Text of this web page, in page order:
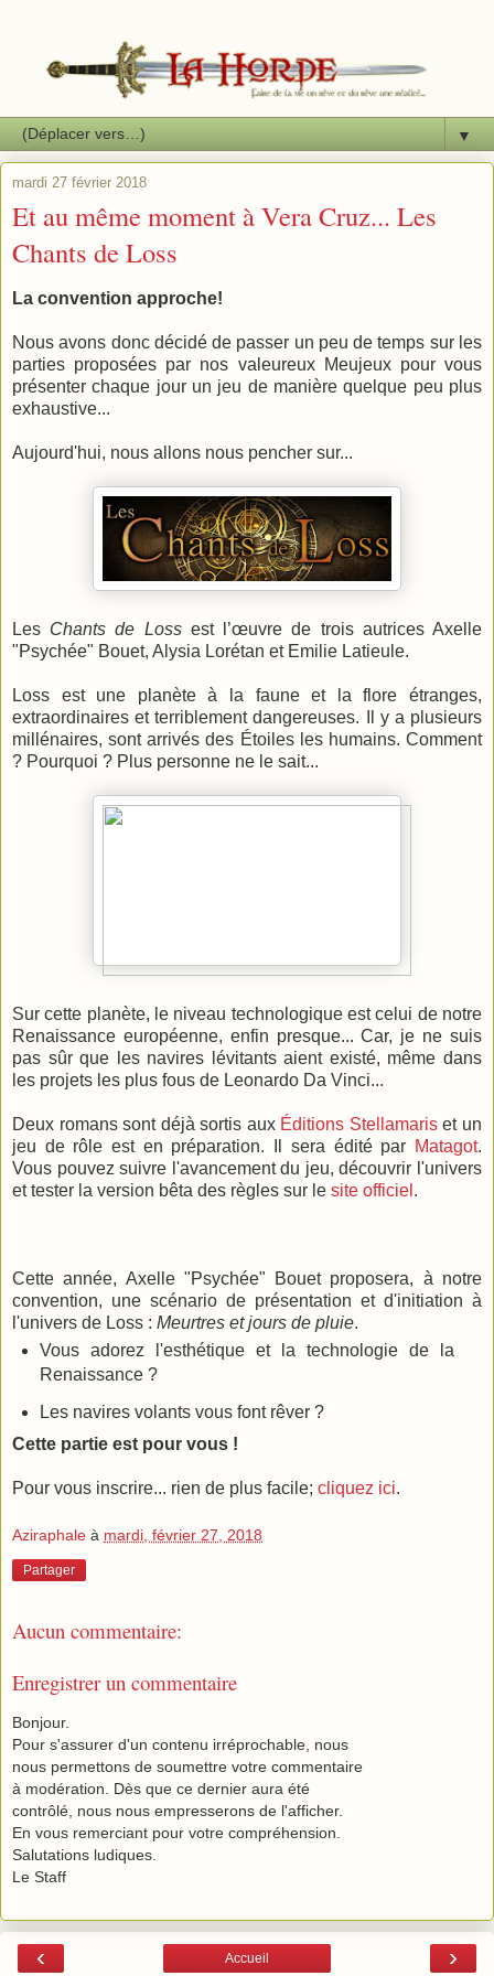
▼
mardi 27 février 2018
Et au même moment à Vera Cruz... Les
Chants de Loss
La convention approche!
Nous avons donc décidé de passer un peu de temps sur les
parties proposées par nos valeureux Meujeux pour vous
présenter chaque jour un jeu de manière quelque peu plus
exhaustive...
Aujourd'hui, nous allons nous pencher sur...
Les Chants de Lossest l’œuvre de trois autrices Axelle
"Psychée" Bouet, Alysia Lorétan et Emilie Latieule.
Loss est une planète à la faune et la flore étranges,
extraordinaires et terriblement dangereuses. Il y a plusieurs
millénaires, sont arrivés des Étoiles les humains. Comment
? Pourquoi ? Plus personne ne le sait...
Sur cette planète, le niveau technologique est celui de notre
Renaissance européenne, enfin presque... Car, je ne suis
pas sûr que les navires lévitants aient existé, même dans
les projets les plus fous de Leonardo Da Vinci...
Deux romans sont déjà sortis aux Éditions Stellamariset un
jeu de rôle est en préparation. Il sera édité par Matagot.
Vous pouvez suivre l'avancement du jeu, découvrir l'univers
et tester la version bêta des règles sur le site officiel .
Cette année, Axelle "Psychée" Bouet proposera, à notre
convention, une scénario de présentation et d'initiation à
l'univers de Loss : Meurtres et jours de pluie.
Vous adorez l'esthétique et la technologie de la
Renaissance ?
Les navires volants vous font rêver ?
Cette partie est pour vous !
Pour vous inscrire... rien de plus facile; cliquez ici.
Aziraphale à mardi, février 27, 2018
Partager
Aucun commentaire:
Enregistrer un commentaire
Bonjour.
Pour s'assurer d'un contenu irréprochable, nous
nous permettons de soumettre votre commentaire
à modération. Dès que ce dernier aura été
contrôlé, nous nous empresserons de l'afficher.
En vous remerciant pour votre compréhension.
Salutations ludiques.
Le Staff
‹ ›
Accueil